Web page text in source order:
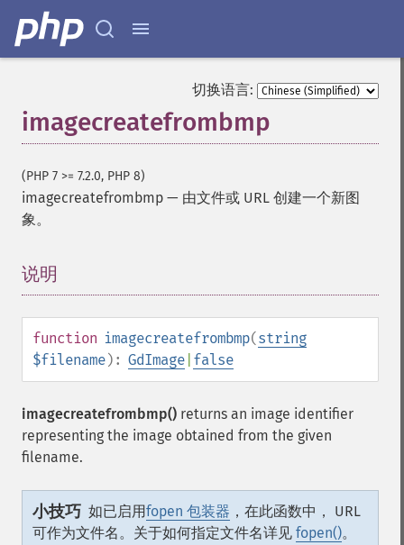
切换语言:
imagecreatefrombmp
(PHP 7 >= 7.2.0, PHP 8)
imagecreatefrombmp — 由文件或 URL 创建一个新图
象。
说明
function imagecreatefrombmp(string
$filename): GdImage false
imagecreatefrombmp() returns an image identifier
representing the image obtained from the given
filename.
小技巧 如已启用fopen 包装器 ，在此函数中， URL
可作为文件名。关于如何指定文件名详见 fopen()。